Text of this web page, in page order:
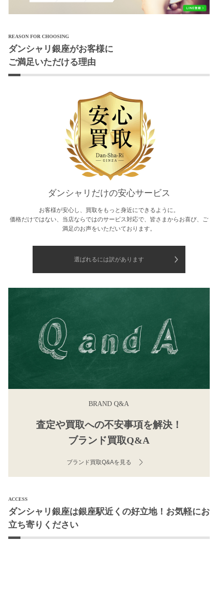
REASON FOR CHOOSING
ダンシャリ銀座がお客様に
ご満足いただける理由
ダンシャリだけの安心サービス
お客様が安心し、買取をもっと身近にできるように。
価格だけではない、当店ならではのサービス対応で、皆さまからお喜び、ご
満足のお声をいただいております。
選ばれるには訳があります
BRAND Q&A
査定や買取への不安事項を解決！
ブランド買取Q&A
ブランド買取Q&Aを見る
ACCESS
ダンシャリ銀座は銀座駅近くの好立地！お気軽にお
立ち寄りください